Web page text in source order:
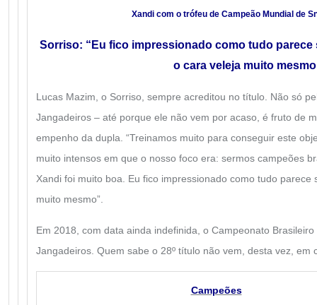
Xandi com o trófeu de Campeão Mundial de
Sorriso: “Eu fico impressionado como tudo parece
o cara veleja muito
Lucas Mazim, o Sorriso, sempre acreditou no título. Não só
Jangadeiros – até porque ele não vem por acaso, é fruto de
empenho da dupla. “Treinamos muito para conseguir este
muito intensos em que o nosso foco era: sermos campeões
Xandi foi muito boa. Eu fico impressionado como tudo parece
muito mesmo”.
Em 2018, com data ainda indefinida, o Campeonato
Jangadeiros. Quem sabe o 28º título não vem, desta vez, em
Campeões